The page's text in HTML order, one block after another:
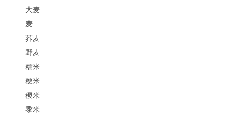
大麦
麦
荞麦
野麦
糯米
粳米
稷米
黍米